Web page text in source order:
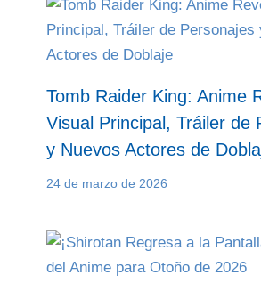
Tomb Raider King: Anime
Visual Principal, Tráiler de
y Nuevos Actores de
24 de marzo de 2026